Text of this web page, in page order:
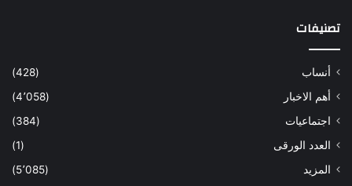
تصنيفات
أنساب
(428)
أهم الاخبار
(4٬058)
اجتماعيات
(384)
العدد الورقى
(1)
المزيد
(5٬085)